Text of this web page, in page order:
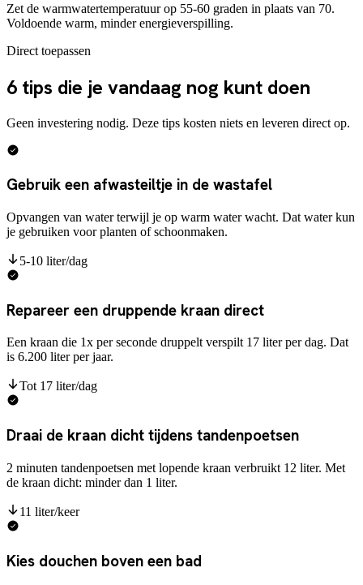
Zet de warmwatertemperatuur op 55-60 graden in plaats van 70.
Voldoende warm, minder energieverspilling.
Direct toepassen
6 tips die je vandaag nog kunt doen
Geen investering nodig. Deze tips kosten niets en leveren direct op.
Gebruik een afwasteiltje in de wastafel
Opvangen van water terwijl je op warm water wacht. Dat water kun
je gebruiken voor planten of schoonmaken.
5-10 liter/dag
Repareer een druppende kraan direct
Een kraan die 1x per seconde druppelt verspilt 17 liter per dag. Dat
is 6.200 liter per jaar.
Tot 17 liter/dag
Draai de kraan dicht tijdens tandenpoetsen
2 minuten tandenpoetsen met lopende kraan verbruikt 12 liter. Met
de kraan dicht: minder dan 1 liter.
11 liter/keer
Kies douchen boven een bad